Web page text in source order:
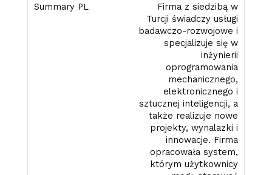
Firma z siedzibą w
Turcji świadczy usługi
badawczo-rozwojowe i
specjalizuje się w
inżynierii
oprogramowania
mechanicznego,
elektronicznego i
sztucznej inteligencji, a
także realizuje nowe
projekty, wynalazki i
innowacje. Firma
opracowała system,
którym użytkownicy